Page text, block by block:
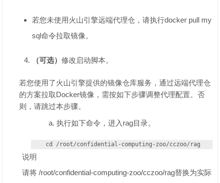
若您未使用火山引擎远端代理仓，请执行docker pull my
sql命令拉取镜像。
（可选）修改启动脚本。
若您使用了火山引擎提供的镜像仓库服务，通过远端代理仓
的方案拉取Docker镜像，需按如下步骤调整代理配置。否
则，请跳过本步骤。
执行如下命令，进入rag目录。
cd /root/confidential-computing-zoo/cczoo/rag
说明
请将 /root/confidential-computing-zoo/cczoo/rag替换为实际